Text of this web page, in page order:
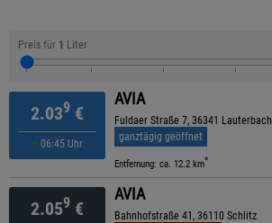
Preis für 1 Liter
2.039 €
06:45 Uhr
AVIA
Fuldaer Straße 7, 36341 Lauterbach
ganztägig geöffnet
Entfernung: ca. 12.2 km*
2.059 €
AVIA
Bahnhofstraße 41, 36110 Schlitz